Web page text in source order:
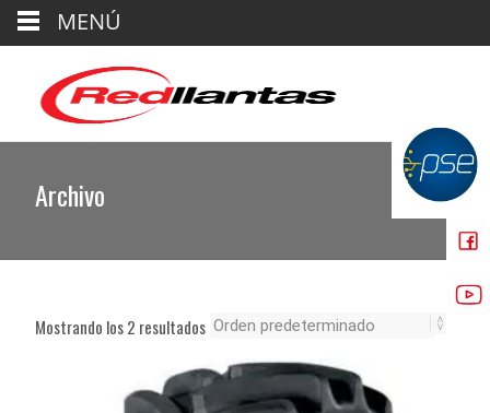
Archivo
Mostrando los 2 resultados
MENÚ